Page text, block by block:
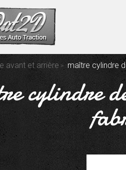
avant et arrière maître cylindre
cylindre